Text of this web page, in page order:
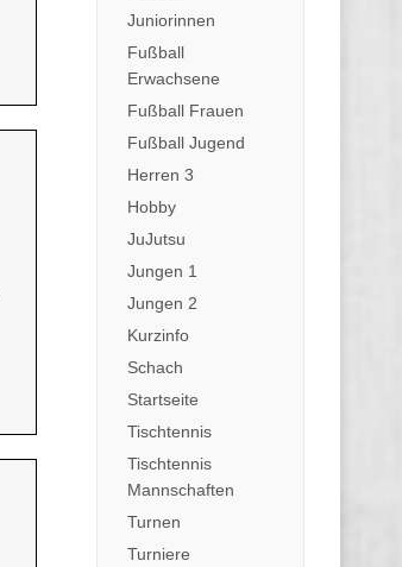
Juniorinnen
Fußball
Erwachsene
Fußball Frauen
Fußball Jugend
Herren 3
Hobby
JuJutsu
Jungen 1
Jungen 2
Kurzinfo
Schach
Startseite
Tischtennis
Tischtennis
Mannschaften
Turnen
Turniere